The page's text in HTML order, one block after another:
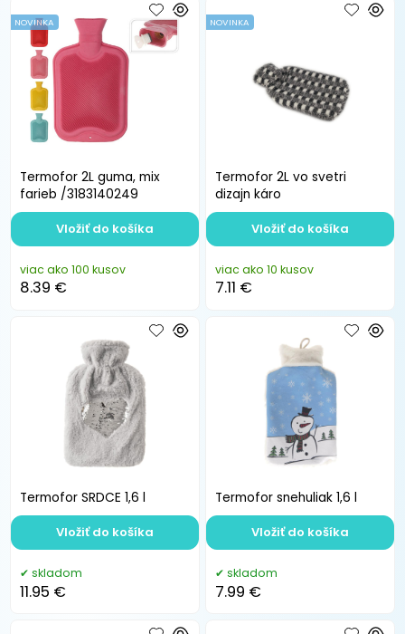
Termofor 2L guma, mix
farieb /3183140249
NOVINKA
viac ako 100 kusov
8.39 €
Vložiť do košíka
Termofor 2L vo svetri
dizajn káro
NOVINKA
viac ako 10 kusov
7.11 €
Vložiť do košíka
Termofor SRDCE 1,6 l
skladom
11.95 €
Vložiť do košíka
Termofor snehuliak 1,6 l
skladom
7.99 €
Vložiť do košíka